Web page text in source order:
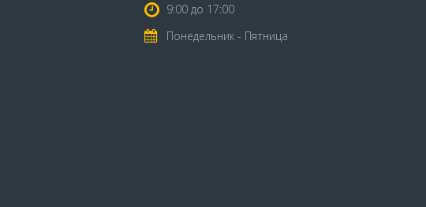
9:00 до 17:00
Понедельник - Пятница